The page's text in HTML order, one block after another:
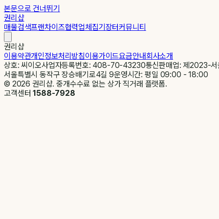
본문으로 건너뛰기
권리샵
매물검색프랜차이즈협력업체집기장터커뮤니티
권리샵
이용약관개인정보처리방침이용가이드요금안내회사소개
상호: 씨이오사업자등록번호: 408-70-43230통신판매업: 제2023-
서울특별시 동작구 장승배기로4길 9운영시간: 평일 09:00 - 18:00
© 2026 권리샵. 중개수수료 없는 상가 직거래 플랫폼.
고객센터1588-7928